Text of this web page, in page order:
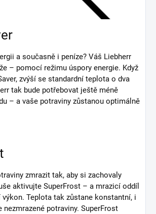
a současně i peníze? Váš Liebherr
– pomocí režimu úspory energie. Když
zvýší se standardní teplota o dva
tak bude potřebovat ještě méně
– a vaše potraviny zůstanou optimálně
zmrazit tak, aby si zachovaly
aktivujte SuperFrost – a mrazicí oddíl
Teplota tak zůstane konstantní, i
nezmrazené potraviny. SuperFrost